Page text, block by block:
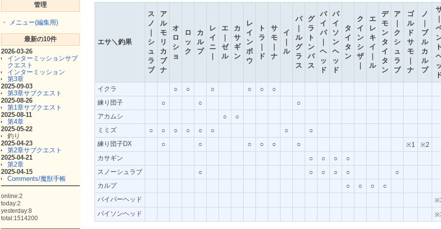
管理
・ メニュー(編集用)
最新の10件
2026-03-26
インターミッションサブ
クエスト
インターミッション
第3章
2025-09-03
第3章サブクエスト
2025-08-26
第1章サブクエスト
2025-08-11
第4章
2025-05-22
釣り
2025-04-23
第2章サブクエスト
2025-04-21
第2章
2025-04-15
Comments/魔獣手帳
online:2
today:2
yesterday:8
total:1514200
エサ＼釣果
ス
ノ
シ
ュ
ラ
ブ
ア
ル
モ
リ
カ
ブ
ナ
オ
ロ
シ
ョ
ロ
ッ
ク
カ
ル
プ
レ
イ
ニ
エ
ゼ
ル
カ
サ
ギ
ン
レ
イ
ン
ボ
ウ
ト
ラ
ド
サ
モ
ナ
イ
ル
パ
ル
グ
ラ
ス
グ
ラ
ト
ン
バ
ス
バ
イ
パ
ヘ
ッ
ド
パ
イ
ソ
ン
ヘ
ッ
ド
タ
イ
タ
ン
ク
イ
ン
シ
ザ
エ
レ
キ
イ
ル
デ
モ
ン
タ
イ
タ
ン
ア
ク
シ
ュ
ラ
ブ
ゴ
ル
ド
サ
モ
ナ
ノ
ブ
ル
カ
ル
プ
イクラ ○ ○ ○ ○ ○
○
練り団子
○ ○
○
アカムシ
○
○
ミミズ
○ ○ ○ ○ ○ ○ ○
○
練り団子DX
○ ○ ○ ○ ○ ○ ※1
※2
カサギン
○ ○ ○
○
スノーシュラブ
○ ○ ○ ○ ○
○
カルプ
○ ○ ○
○
バイパーヘッド
パイソンヘッド